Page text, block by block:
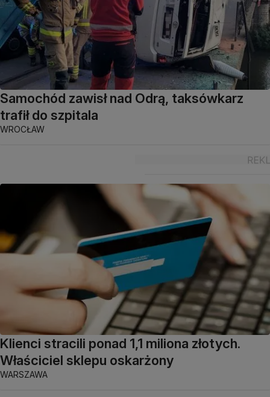
Samochód zawisł nad Odrą, taksówkarz
trafił do szpitala
WROCŁAW
Klienci stracili ponad 1,1 miliona złotych.
Właściciel sklepu oskarżony
WARSZAWA